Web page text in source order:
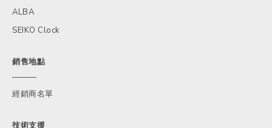
ALBA
SEIKO Clock
銷售地點
經銷商名單
技術支援